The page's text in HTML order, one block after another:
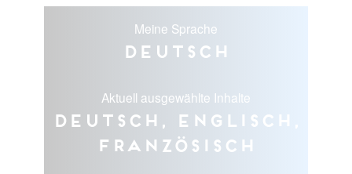
Meine Sprache
Deutsch
Aktuell ausgewählte Inhalte
Deutsch, Englisch,
Französisch